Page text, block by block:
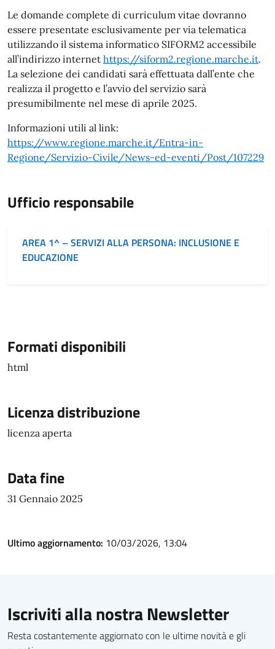
Le domande complete di curriculum vitae dovranno
essere presentate esclusivamente per via telematica
utilizzando il sistema informatico SIFORM2 accessibile
all’indirizzo internet https://siform2.regione.marche.it.
La selezione dei candidati sarà effettuata dall’ente che
realizza il progetto e l’avvio del servizio sarà
presumibilmente nel mese di aprile 2025.
Informazioni utili al link:
https://www.regione.marche.it/Entra-in-
Regione/Servizio-Civile/News-ed-eventi/Post/107229
Ufficio responsabile
AREA 1^ – SERVIZI ALLA PERSONA: INCLUSIONE E
EDUCAZIONE
Formati disponibili
html
Licenza distribuzione
licenza aperta
Data fine
31 Gennaio 2025
Ultimo aggiornamento: 10/03/2026, 13:04
Iscriviti alla nostra Newsletter
Resta costantemente aggiornato con le ultime novità e gli